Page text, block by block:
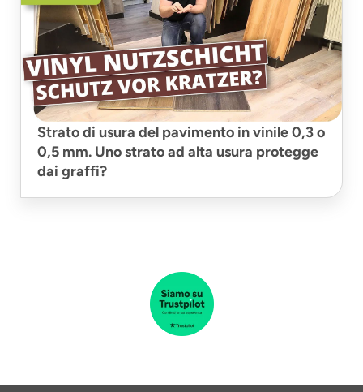
Strato di usura del pavimento in vinile 0,3 o
0,5 mm. Uno strato ad alta usura protegge
dai graffi?